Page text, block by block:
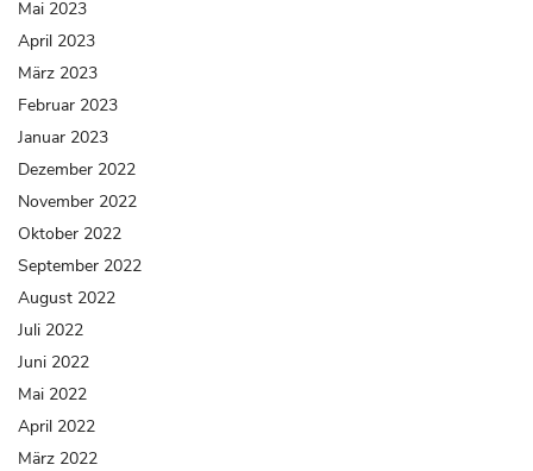
Mai 2023
April 2023
März 2023
Februar 2023
Januar 2023
Dezember 2022
November 2022
Oktober 2022
September 2022
August 2022
Juli 2022
Juni 2022
Mai 2022
April 2022
März 2022